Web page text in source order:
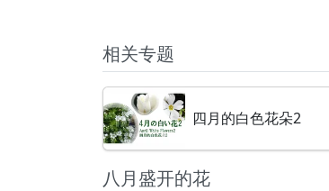
相关专题
四月的白色花朵2
八月盛开的花